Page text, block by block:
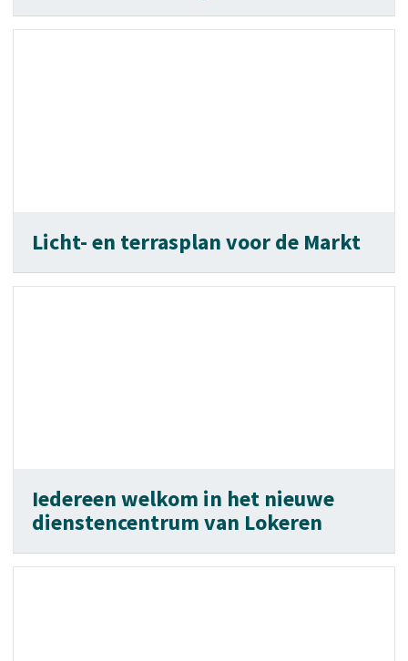
Licht- en terrasplan voor de Markt
Iedereen welkom in het nieuwe
dienstencentrum van Lokeren